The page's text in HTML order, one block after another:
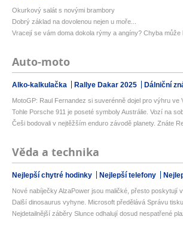
Okurkový salát s novými brambory
Dobrý základ na dovolenou nejen u moře...
Vracejí se vám doma dokola rýmy a angíny? Chyba může
Auto-moto
Alko-kalkulačka Rallye Dakar 2025 Dálniční
MotoGP: Raul Fernandez si suverénně dojel pro výhru ve
Tohle Porsche 911 je poseté symboly Austrálie. Vozí na
Češi bodovali v nejtěžším enduro závodě planety. Znáte
Věda a technika
Nejlepší chytré hodinky Nejlepší telefony
Nové nabíječky AlzaPower jsou maličké, přesto poskytují
Další dinosaurus vyhyne. Microsoft předělává Správu tisku
Nejdetailnější záběry Slunce odhalují dosud nespatřené